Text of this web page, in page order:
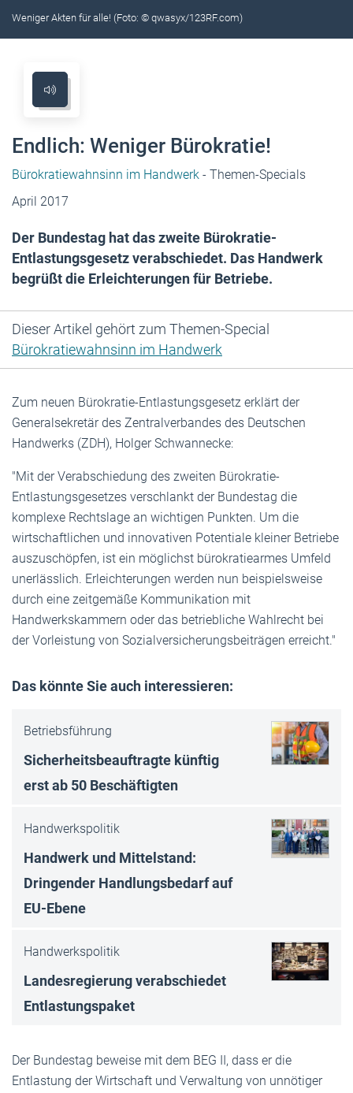
Weniger Akten für alle! (Foto: © qwasyx/123RF.com)
Endlich: Weniger Bürokratie!
Bürokratiewahnsinn im Handwerk - Themen-Specials
April 2017
Der Bundestag hat das zweite Bürokratie-
Entlastungsgesetz verabschiedet. Das Handwerk
begrüßt die Erleichterungen für Betriebe.
Dieser Artikel gehört zum Themen-Special
Bürokratiewahnsinn im Handwerk
Zum neuen Bürokratie-Entlastungsgesetz erklärt der
Generalsekretär des Zentralverbandes des Deutschen
Handwerks (ZDH), Holger Schwannecke:
"Mit der Verabschiedung des zweiten Bürokratie-
Entlastungsgesetzes verschlankt der Bundestag die
komplexe Rechtslage an wichtigen Punkten. Um die
wirtschaftlichen und innovativen Potentiale kleiner Betriebe
auszuschöpfen, ist ein möglichst bürokratiearmes Umfeld
unerlässlich. Erleichterungen werden nun beispielsweise
durch eine zeitgemäße Kommunikation mit
Handwerkskammern oder das betriebliche Wahlrecht bei
der Vorleistung von Sozialversicherungsbeiträgen erreicht."
Das könnte Sie auch interessieren:
Betriebsführung
Sicherheitsbeauftragte künftig
erst ab 50 Beschäftigten
Handwerkspolitik
Handwerk und Mittelstand:
Dringender Handlungsbedarf auf
EU-Ebene
Handwerkspolitik
Landesregierung verabschiedet
Entlastungspaket
Der Bundestag beweise mit dem BEG II, dass er die
Entlastung der Wirtschaft und Verwaltung von unnötiger